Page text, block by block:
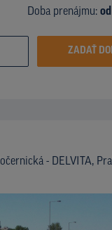
Doba prenájmu:
ZADAŤ
- DELVITA,